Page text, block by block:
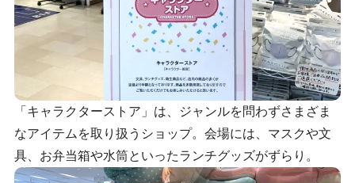
「キャラクターストア」は、ジャンルを問わずさまざま
なアイテムを取り扱うショップ。会場には、マスクや文
具、お弁当箱や水筒といったランチグッズがずらり。